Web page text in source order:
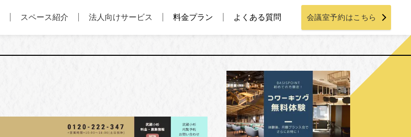
スペース紹介 法人向けサービス 料金プラン よくある質問 会議室予約はこちら